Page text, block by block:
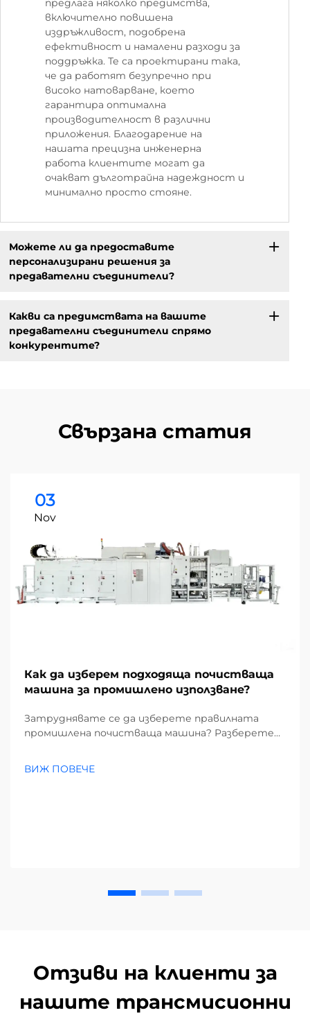
предлага няколко предимства,
включително повишена
издръжливост, подобрена
ефективност и намалени разходи за
поддръжка. Те са проектирани така,
че да работят безупречно при
високо натоварване, което
гарантира оптимална
производителност в различни
приложения. Благодарение на
нашата прецизна инженерна
работа клиентите могат да
очакват дълготрайна надеждност и
минимално просто стояне.
Можете ли да предоставите
персонализирани решения за
предавателни съединители?
Какви са предимствата на вашите
предавателни съединители спрямо
конкурентите?
Свързана статия
03
Nov
Как да изберем подходяща почистваща
машина за промишлено използване?
Затруднявате се да изберете правилната
промишлена почистваща машина? Разберете
Намалете разходите и повишете
ВИЖ ПОВЕЧЕ
Отзиви на клиенти за
нашите трансмисионни